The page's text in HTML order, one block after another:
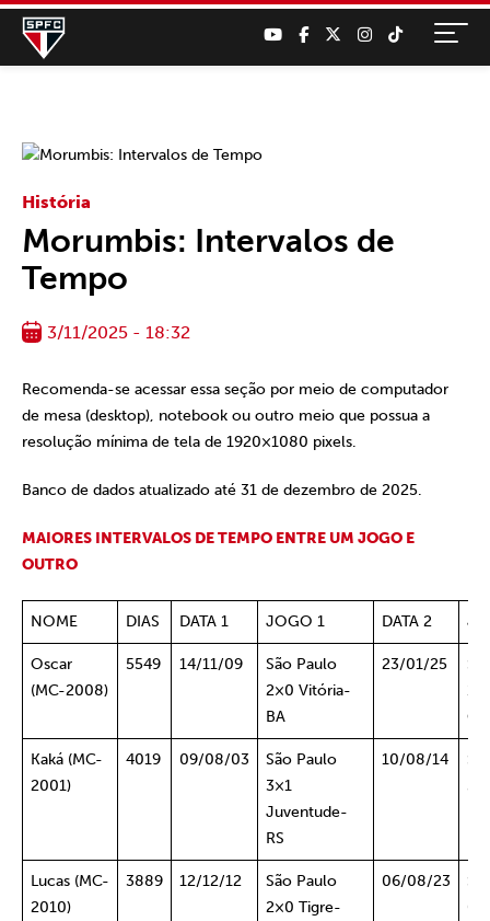
História
Morumbis: Intervalos de
Tempo
3/11/2025 - 18:32
Recomenda-se acessar essa seção por meio de computador
de mesa (desktop), notebook ou outro meio que possua a
resolução mínima de tela de 1920×1080 pixels.
Banco de dados atualizado até 31 de dezembro de 2025.
MAIORES INTERVALOS DE TEMPO ENTRE UM JOGO E
OUTRO
NOME DIAS DATA 1 JOGO 1 DATA 2
Oscar
(MC-2008)
5549 14/11/09
São Paulo
2×0 Vitória-
BA
23/01/25
Kaká (MC-
2001)
4019 09/08/03
São Paulo
3×1
Juventude-
RS
10/08/14
Lucas (MC-
2010)
3889 12/12/12
São Paulo
2×0 Tigre-
06/08/23